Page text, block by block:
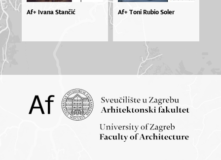
Af+ Ivana Stančić Af+ Toni Rubio Soler